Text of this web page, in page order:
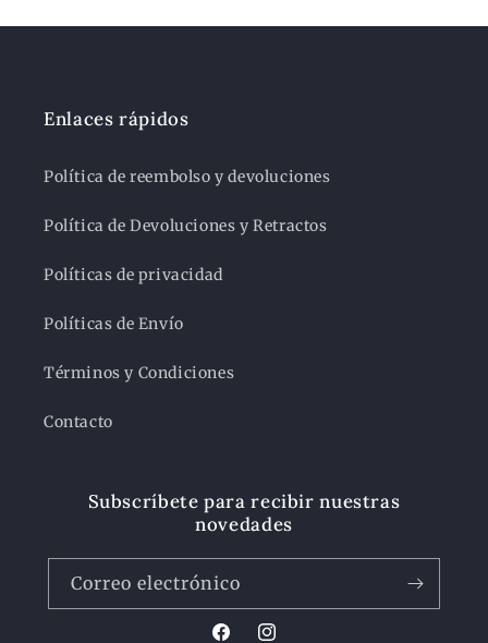
Enlaces rápidos
Política de reembolso y devoluciones
Política de Devoluciones y Retractos
Políticas de privacidad
Políticas de Envío
Términos y Condiciones
Contacto
Subscríbete para recibir nuestras
novedades
Correo electrónico